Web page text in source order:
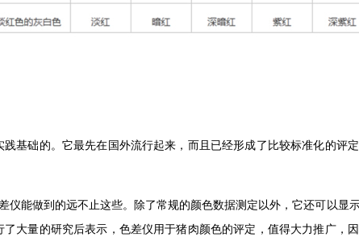
基础的。它最先在国外流行起来，而且已经形成了比较标准化的评
仪能做到的远不止这些。除了常规的颜色数据测定以外，它还可以显
大量的研究后表示，色差仪用于猪肉颜色的评定，值得大力推广，